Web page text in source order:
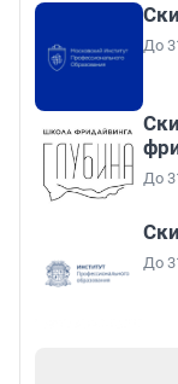
До
До
До